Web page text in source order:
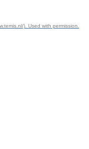
). Used with permission.